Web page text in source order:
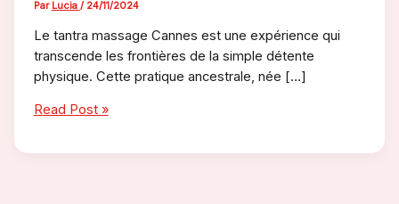
Par Lucia / 24/11/2024
Le tantra massage Cannes est une expérience qui
transcende les frontières de la simple détente
physique. Cette pratique ancestrale, née […]
Pourquoi
un
Read Post »